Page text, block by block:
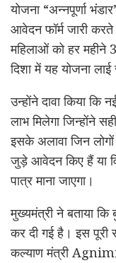
योजना “अन्नपूर्णा
आवेदन फॉर्म जारी
महिलाओं को हर महीने
दिशा में यह योजना लाई
उन्होंने दावा किया
लाभ मिलेगा जिन्होंने
इसके अलावा जिन
जुड़े आवेदन किए हैं या
पात्र माना जाएगा।
मुख्यमंत्री ने बताया
कर दी गई है। इस पूरी
कल्याण मंत्री